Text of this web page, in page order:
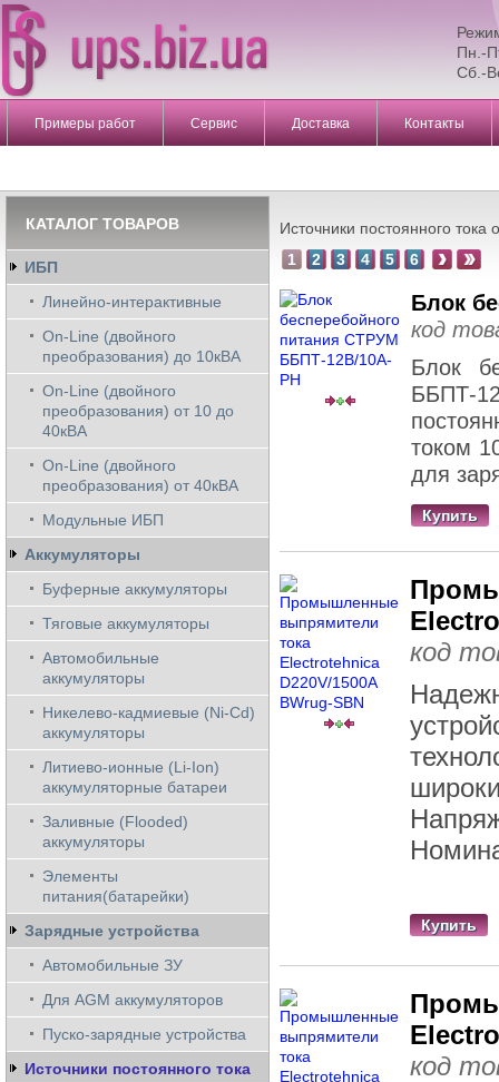
Пн.-
Сб.-
Примеры работ Сервис Доставка Контакты
Источники постоянного тока
1
2 3 4 5 6
Блок
код
Блок
ББПТ-
током
для
Купить
код
Купить
код
КАТАЛОГ ТОВАРОВ
ИБП
Линейно-интерактивные
On-Line (двойного
преобразования) до 10кВА
On-Line (двойного
преобразования) от 10 до
40кВА
On-Line (двойного
преобразования) от 40кВА
Модульные ИБП
Аккумуляторы
Буферные аккумуляторы
Тяговые аккумуляторы
Автомобильные
аккумуляторы
Никелево-кадмиевые (Ni-Cd)
аккумуляторы
Литиево-ионные (Li-Ion)
аккумуляторные батареи
Заливные (Flooded)
аккумуляторы
Элементы
питания(батарейки)
Зарядные устройства
Автомобильные ЗУ
Для AGM аккумуляторов
Пуско-зарядные устройства
Источники постоянного тока